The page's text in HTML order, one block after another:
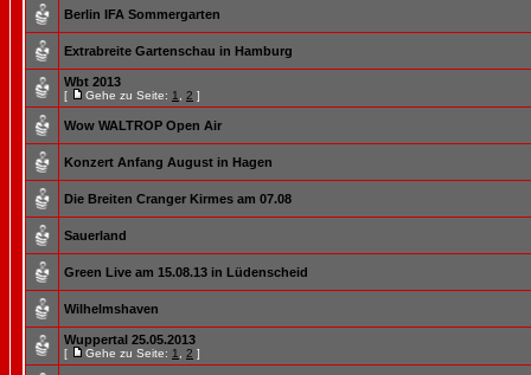
Berlin IFA Sommergarten
Extrabreite Gartenschau in Hamburg
Wbt 2013
[ Gehe zu Seite: 1 2 ]
Wow WALTROP Open Air
Konzert Anfang August in Hagen
Die Breiten Cranger Kirmes am 07.08
Sauerland
Green Live am 15.08.13 in Lüdenscheid
Wilhelmshaven
Wuppertal 25.05.2013
[ Gehe zu Seite: 1 2 ]